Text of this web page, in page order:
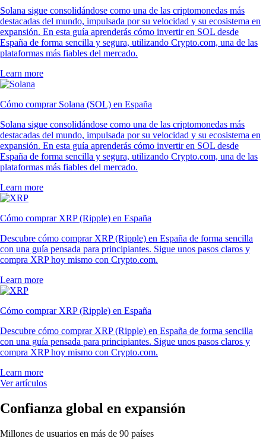
Solana sigue consolidándose como una de las criptomonedas más
destacadas del mundo, impulsada por su velocidad y su ecosistema en
expansión. En esta guía aprenderás cómo invertir en SOL desde
España de forma sencilla y segura, utilizando Crypto.com, una de las
plataformas más fiables del mercado.
Learn more
Cómo comprar Solana (SOL) en España
Solana sigue consolidándose como una de las criptomonedas más
destacadas del mundo, impulsada por su velocidad y su ecosistema en
expansión. En esta guía aprenderás cómo invertir en SOL desde
España de forma sencilla y segura, utilizando Crypto.com, una de las
plataformas más fiables del mercado.
Learn more
Cómo comprar XRP (Ripple) en España
Descubre cómo comprar XRP (Ripple) en España de forma sencilla
con una guía pensada para principiantes. Sigue unos pasos claros y
compra XRP hoy mismo con Crypto.com.
Learn more
Cómo comprar XRP (Ripple) en España
Descubre cómo comprar XRP (Ripple) en España de forma sencilla
con una guía pensada para principiantes. Sigue unos pasos claros y
compra XRP hoy mismo con Crypto.com.
Learn more
Ver artículos
Confianza global en expansión
Millones de usuarios en más de 90 países